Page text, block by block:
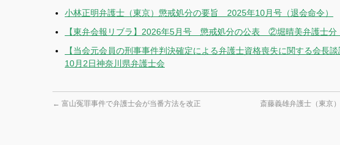
小林正明弁護士（東京）懲戒処分の要旨 2025年10月号（退会命令）
【東弁会報リブラ】2026年5月号 懲戒処分の公表 ②堀晴美弁護士
【当会元会員の刑事事件判決確定による弁護士資格喪失に関する会長
10月2日神奈川県弁護士会
← 富山冤罪事件で弁護士会が当番方法を改正
斎藤義雄弁護士（東京